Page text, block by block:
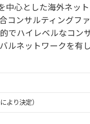
心とした海外ネット
コンサルティングフ
でハイレベルなコン
ネットワークを有し
より決定）